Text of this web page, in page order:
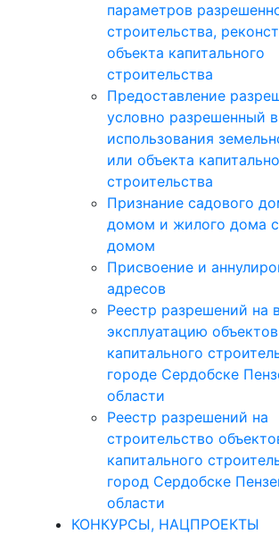
параметров
строительства,
объекта капитального
строительства
Предоставление
условно разрешенный
использования
или объекта
строительства
Признание садового
домом и жилого дома
домом
Присвоение и
адресов
Реестр разрешений на
эксплуатацию объектов
капитального
городе Сердобске
области
Реестр разрешений на
строительство
капитального
город Сердобске
области
КОНКУРСЫ, НАЦПРОЕКТЫ